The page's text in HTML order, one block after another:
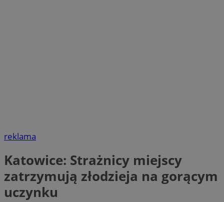
reklama
Katowice: Strażnicy miejscy
zatrzymują złodzieja na gorącym
uczynku